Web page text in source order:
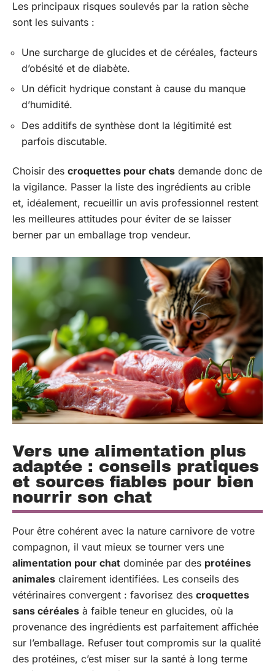
Les principaux risques soulevés par la ration sèche
sont les suivants :
Une surcharge de glucides et de céréales, facteurs
d’obésité et de diabète.
Un déficit hydrique constant à cause du manque
d’humidité.
Des additifs de synthèse dont la légitimité est
parfois discutable.
Choisir des croquettes pour chats demande donc de
la vigilance. Passer la liste des ingrédients au crible
et, idéalement, recueillir un avis professionnel restent
les meilleures attitudes pour éviter de se laisser
berner par un emballage trop vendeur.
Vers une alimentation plus
adaptée : conseils pratiques
et sources fiables pour bien
nourrir son chat
Pour être cohérent avec la nature carnivore de votre
compagnon, il vaut mieux se tourner vers une
alimentation pour chat dominée par des protéines
animales clairement identifiées. Les conseils des
vétérinaires convergent : favorisez des croquettes
sans céréales à faible teneur en glucides, où la
provenance des ingrédients est parfaitement affichée
sur l’emballage. Refuser tout compromis sur la qualité
des protéines, c’est miser sur la santé à long terme